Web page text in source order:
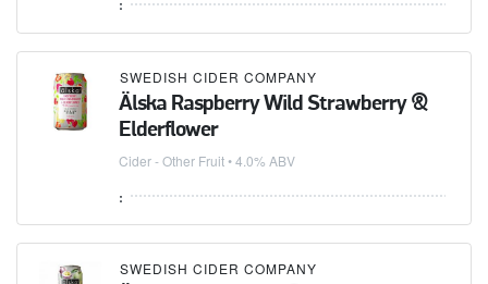
:
SWEDISH CIDER COMPANY
Älska Raspberry Wild Strawberry &
Elderflower
Cider - Other Fruit• 4.0% ABV
:
SWEDISH CIDER COMPANY